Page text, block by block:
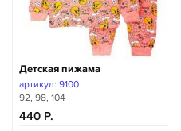
Детская пижама
артикул: 9100
92, 98, 104
440